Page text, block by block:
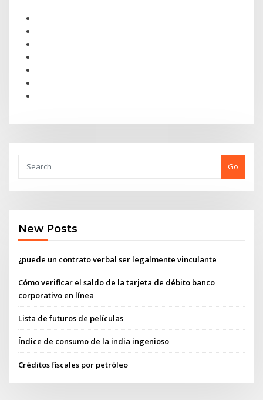
Go
New Posts
¿puede un contrato verbal ser legalmente vinculante
Cómo verificar el saldo de la tarjeta de débito banco
corporativo en línea
Lista de futuros de películas
Índice de consumo de la india ingenioso
Créditos fiscales por petróleo